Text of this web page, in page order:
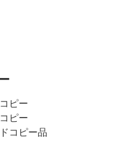
ピー
ピー
コピー品